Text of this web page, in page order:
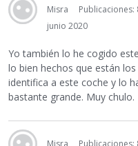
Misra
Publicaciones:
junio 2020
Yo también lo he cogido
lo bien hechos que están
identifica a este coche y lo
bastante grande. Muy chulo.